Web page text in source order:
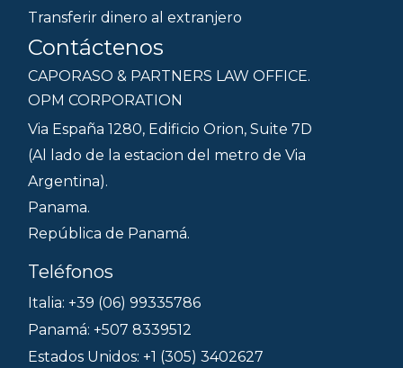
Transferir dinero al extranjero
Contáctenos
CAPORASO & PARTNERS LAW OFFICE.
OPM CORPORATION
Via España 1280, Edificio Orion, Suite 7D
(Al lado de la estacion del metro de Via
Argentina).
Panama.
República de Panamá.
Teléfonos
Italia: +39 (06) 99335786
Panamá: +507 8339512
Estados Unidos: +1 (305) 3402627